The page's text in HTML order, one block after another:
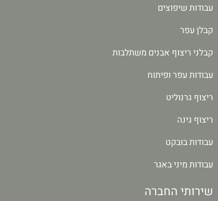
עבודות שיפוצים
קבלן עפר
קבלני ריצוף אבנים משתלבות
עבודות עפר ופיתוח
ריצוף גרנוליט
ריצוף גינה
עבודות בובקט
עבודות מיני באגר
שירותי החברה